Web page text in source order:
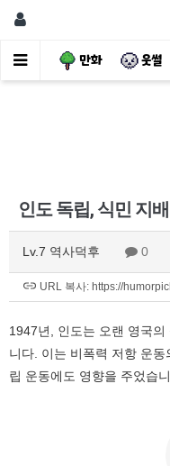
사건 만화 웃썰
인도 독립, 식민 지
Lv.7 역사덕후 0
URL 복사: https://
1947년, 인도는 오랜 영국
니다. 이는 비폭력 저항 운
립 운동에도 영향을 주었습